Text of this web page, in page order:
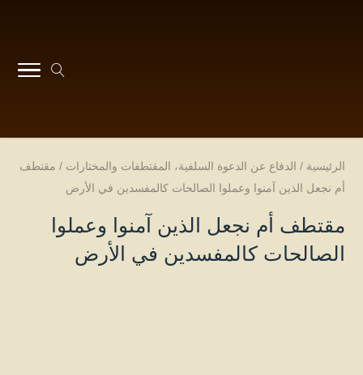
الرئيسية / الدفاع عن الدعوة السلفية، المقتطفات والمختارات / مقتطف
أم نجعل الذين آمنوا وعملوا الصالحات كالمفسدين في الأرض
مقتطف أم نجعل الذين آمنوا وعملوا
الصالحات كالمفسدين في الأرض